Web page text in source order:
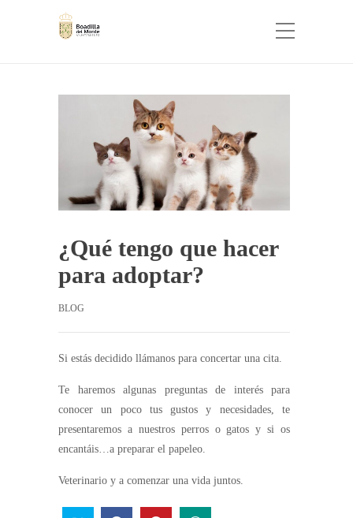
¿Qué tengo que hacer
para adoptar?
BLOG
Si estás decidido llámanos para concertar una cita.
Te haremos algunas preguntas de interés para
conocer un poco tus gustos y necesidades, te
presentaremos a nuestros perros o gatos y si os
encantáis…a preparar el papeleo.
Veterinario y a comenzar una vida juntos.